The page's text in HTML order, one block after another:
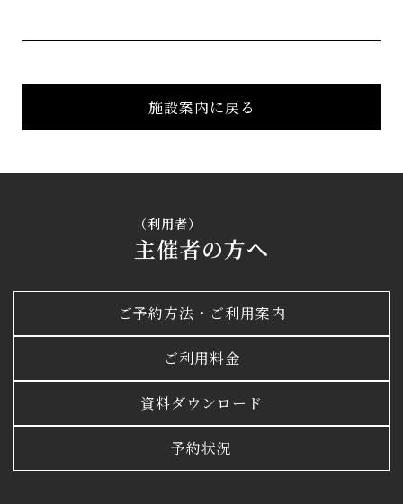
施設案内に戻る
主催者
（利用者）
の方へ
ご予約方法・ご利用案内
ご利用料金
資料ダウンロード
予約状況